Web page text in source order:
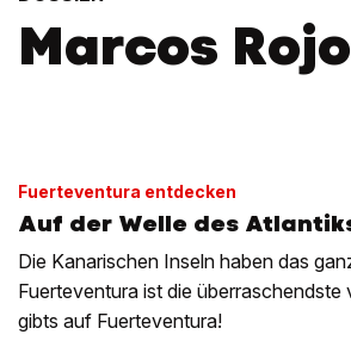
Marcos Rojo
Fuerteventura entdecken
Auf der Welle des
Die Kanarischen Inseln haben das
Fuerteventura ist die
gibts auf Fuerteventura!